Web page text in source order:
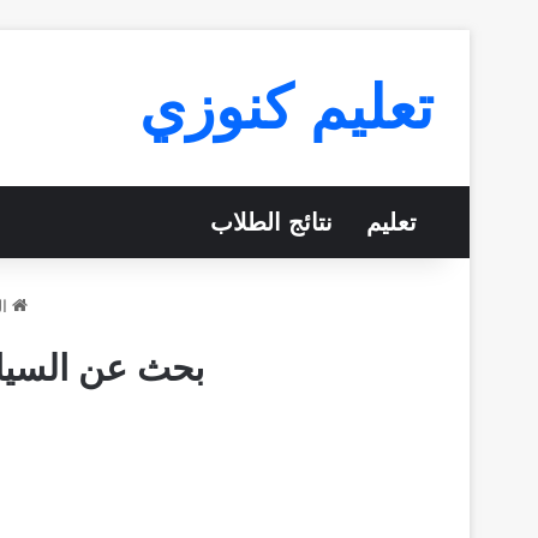
تعليم كنوزي
تعليم نتائج الطلاب
بحث عن